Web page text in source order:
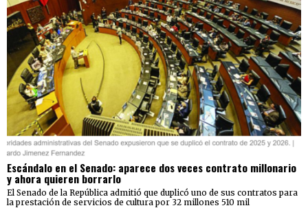
Escándalo en el Senado: aparece dos veces contrato millonario
y ahora quieren borrarlo
El Senado de la República admitió que duplicó uno de sus contratos para
la prestación de servicios de cultura por 32 millones 510 mil